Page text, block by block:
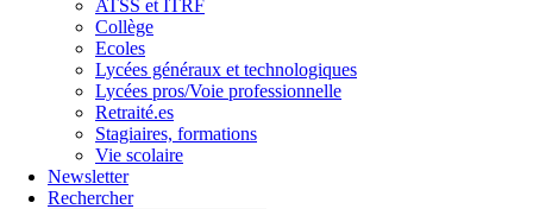
ATSS et ITRF
Collège
Ecoles
Lycées généraux et technologiques
Lycées pros/Voie professionnelle
Retraité.es
Stagiaires, formations
Vie scolaire
Newsletter
Rechercher